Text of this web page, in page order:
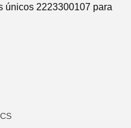
únicos 2223300107 para